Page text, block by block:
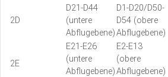
2D
D21-D44
(untere
Abflugebene)
D1-D20/D50-
D54 (obere
Abflugebene)
2E
E21-E26
(untere
Abflugebene)
E2-E13
(obere
Abflugebene)